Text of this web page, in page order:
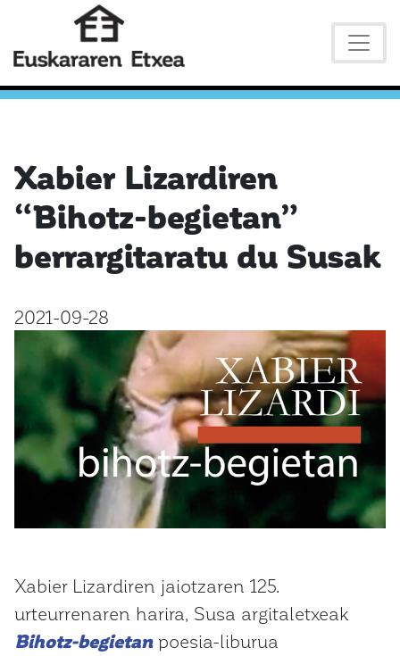
Xabier Lizardiren
“Bihotz-begietan”
berrargitaratu du Susak
2021-09-28
Xabier Lizardiren jaiotzaren 125.
urteurrenaren harira, Susa argitaletxeak
Bihotz-begietanpoesia-liburua